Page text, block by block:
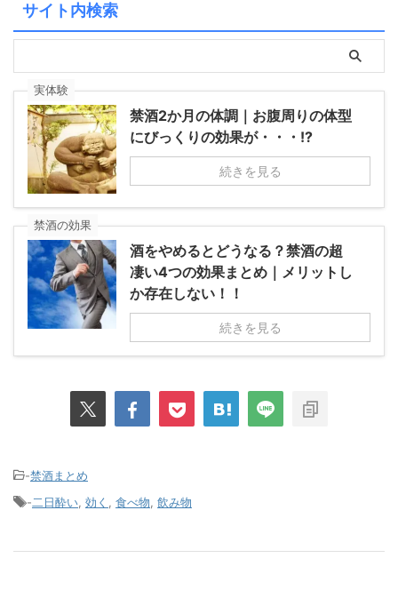
サイト内検索
実体験
禁酒2か月の体調｜お腹周りの体型
にびっくりの効果が・・・!?
続きを見る
禁酒の効果
酒をやめるとどうなる？禁酒の超
凄い4つの効果まとめ｜メリットし
か存在しない！！
続きを見る
-禁酒まとめ
-二日酔い 効く 食べ物 飲み物